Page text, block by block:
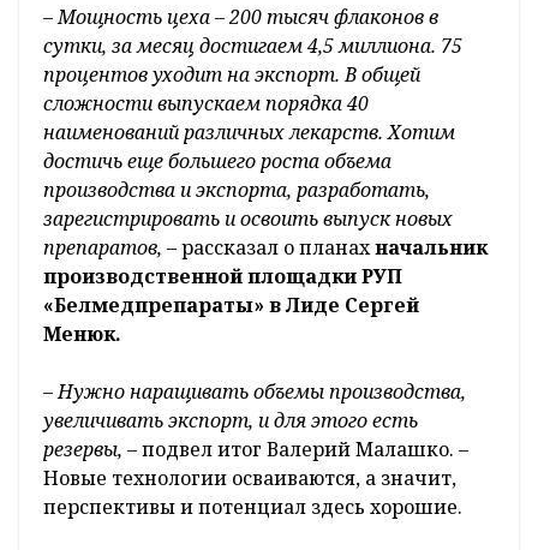
–Мощность цеха – 200 тысяч флаконов в
сутки, за месяц достигаем 4,5 миллиона. 75
процентов уходит на экспорт. В общей
сложности выпускаем порядка 40
наименований различных лекарств. Хотим
достичь еще большего роста объема
производства и экспорта, разработать,
зарегистрировать и освоить выпуск новых
препаратов, – рассказал о планахначальник
производственной площадки РУП
«Белмедпрепараты» в Лиде Сергей
Менюк.
–Нужно наращивать объемы производства,
увеличивать экспорт, и для этого есть
резервы, – подвел итог Валерий Малашко. –
Новые технологии осваиваются, а значит,
перспективы и потенциал здесь хорошие.